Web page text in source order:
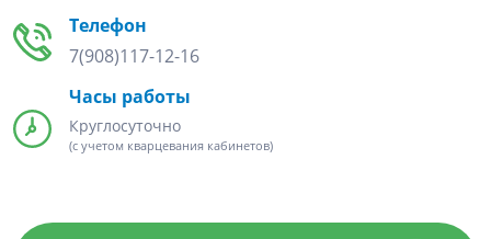
Телефон
7(908)117-12-16
Часы работы
Круглосуточно
(с учетом кварцевания кабинетов)